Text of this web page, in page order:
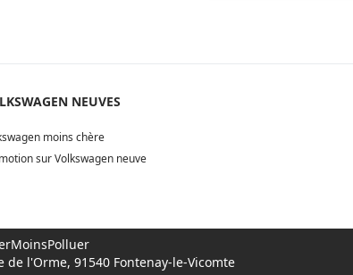
NEUVES
moins chère
sur Volkswagen neuve
de l'Orme, 91540 Fontenay-le-Vicomte